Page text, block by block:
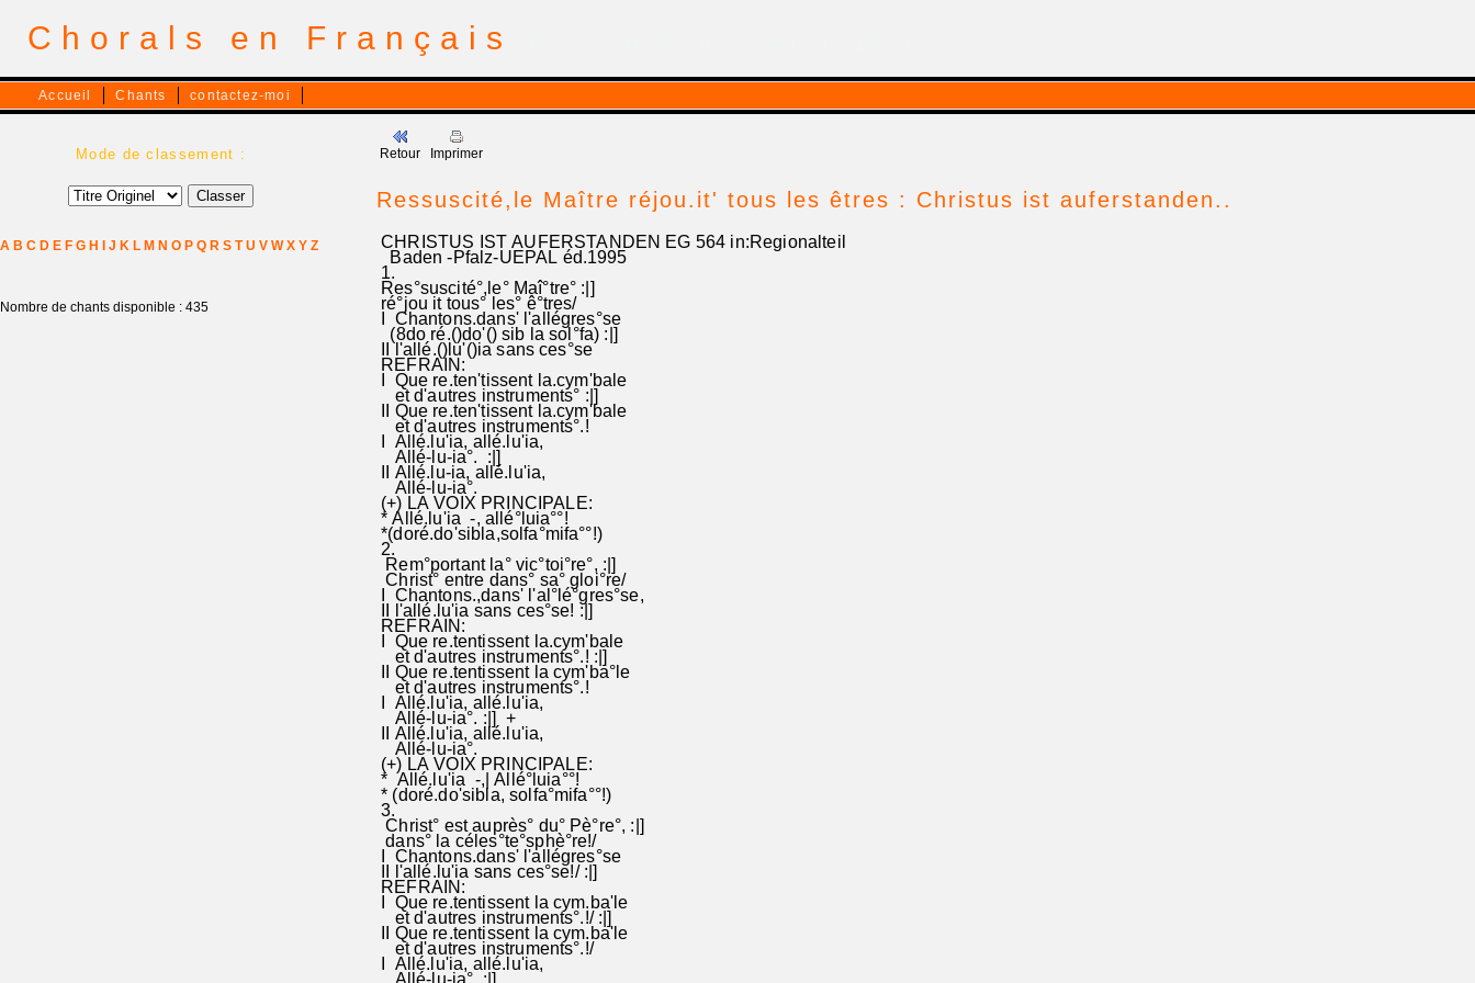
Chorals en Français
Accueil Chants contactez-moi
Mode de classement :
A B C D E F G H J K L M N O P Q R S T U V W X Y Z
Nombre de chants disponible : 435
Retour Imprimer
Ressuscité,le Maître réjou.it' tous les êtres : Christus ist auferstanden..
CHRISTUS IST AUFERSTANDEN EG 564 in:Regionalteil
Baden -Pfalz-UEPAL éd.1995
1.
Res°suscité°,le° Maî°tre° :|]
ré°jou it tous° les° ê°tres/
I Chantons.dans' l'allégres°se
(8do ré.()do'() sib la sol°fa) :|]
II l'allé.()lu'()ia sans ces°se
REFRAIN:
I Que re.ten'tissent la.cym'bale
et d'autres instruments° :|]
II Que re.ten'tissent la.cym'bale
et d'autres instruments°.!
I Allé.lu'ia, allé.lu'ia,
Allé-lu-ia°. :|]
II Allé.lu-ia, allé.lu'ia,
Allé-lu-ia°.
(+) LA VOIX PRINCIPALE:
* Allé.lu'ia -, allé°luia°°!
*(doré.do'sibla,solfa°mifa°°!)
2.
Rem°portant la° vic°toi°re°, :|]
Christ° entre dans° sa° gloi°re/
I Chantons.,dans' l'al°lé°gres°se,
II l'allé.lu'ia sans ces°se! :|]
REFRAIN:
I Que re.tentissent la.cym'bale
et d'autres instruments°.! :|]
II Que re.tentissent la cym'ba°le
et d'autres instruments°.!
I Allé.lu'ia, allé.lu'ia,
Allé-lu-ia°. :|] +
II Allé.lu'ia, allé.lu'ia,
Allé-lu-ia°.
(+) LA VOIX PRINCIPALE:
* Allé.lu'ia -,| Allé°luia°°!
* (doré.do'sibla, solfa°mifa°°!)
3.
Christ° est auprès° du° Pè°re°, :|]
dans° la céles°te°sphè°re!/
I Chantons.dans' l'allégres°se
II l'allé.lu'ia sans ces°se!/ :|]
REFRAIN:
I Que re.tentissent la cym.ba'le
et d'autres instruments°.!/ :|]
II Que re.tentissent la cym.ba'le
et d'autres instruments°.!/
I Allé.lu'ia, allé.lu'ia,
Allé-lu-ia°. :|]